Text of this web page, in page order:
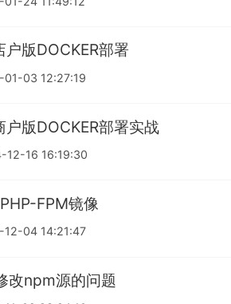
户版DOCKER部署
01-03 12:27:19
户版DOCKER部署实战
12-16 16:19:30
FPM镜像
12-04 14:21:47
改npm源的问题